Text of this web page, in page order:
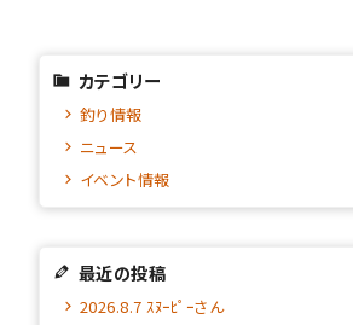
カテゴリー
釣り情報
ニュース
イベント情報
最近の投稿
2026.8.7 ｽﾇｰﾋﾟｰさん